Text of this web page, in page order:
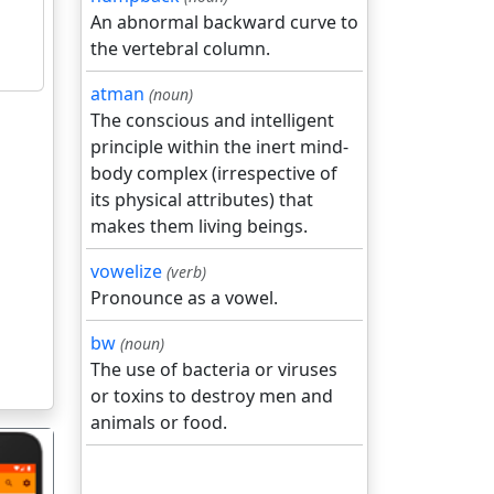
An abnormal backward curve to
the vertebral column.
atman (noun)
The conscious and intelligent
principle within the inert mind-
body complex (irrespective of
its physical attributes) that
makes them living beings.
vowelize (verb)
Pronounce as a vowel.
bw (noun)
The use of bacteria or viruses
or toxins to destroy men and
animals or food.